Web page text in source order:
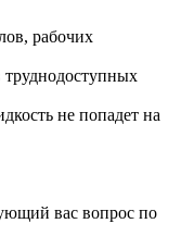
рабочих
не попадет на
вас вопрос по